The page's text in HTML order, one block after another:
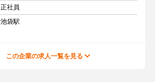
正社員
池袋駅
この企業の求人一覧を見る